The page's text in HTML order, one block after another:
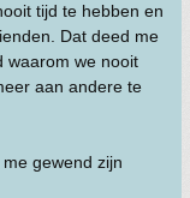
tijd te hebben en
Dat deed me
waarom we nooit
aan andere te
gewend zijn